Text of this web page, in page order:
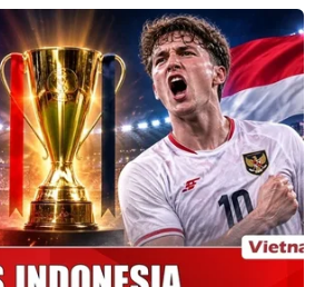
xử lý nghiêm
quyền sở hữu